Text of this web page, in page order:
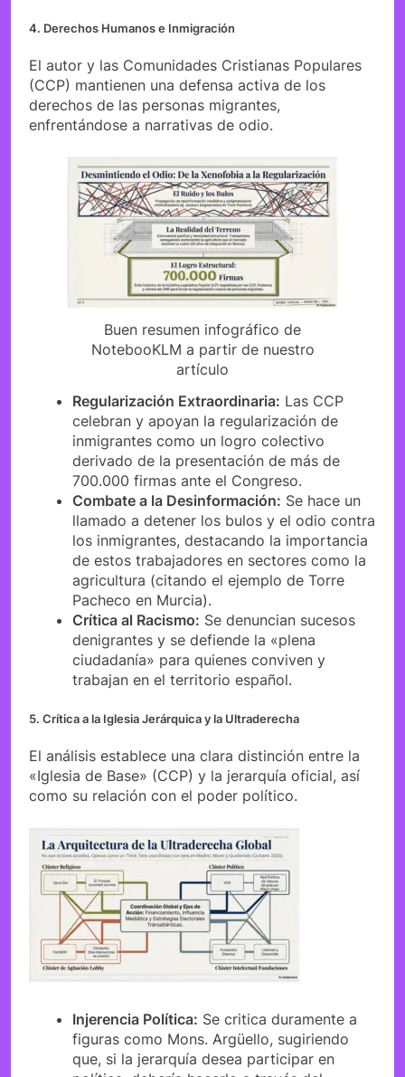
4. Derechos Humanos e Inmigración
El autor y las Comunidades Cristianas Populares
(CCP) mantienen una defensa activa de los
derechos de las personas migrantes,
enfrentándose a narrativas de odio.
Buen resumen infográfico de
NotebooKLM a partir de nuestro
artículo
Regularización Extraordinaria: Las CCP
celebran y apoyan la regularización de
inmigrantes como un logro colectivo
derivado de la presentación de más de
700.000 firmas ante el Congreso.
Combate a la Desinformación: Se hace un
llamado a detener los bulos y el odio contra
los inmigrantes, destacando la importancia
de estos trabajadores en sectores como la
agricultura (citando el ejemplo de Torre
Pacheco en Murcia).
Crítica al Racismo: Se denuncian sucesos
denigrantes y se defiende la «plena
ciudadanía» para quienes conviven y
trabajan en el territorio español.
5. Crítica a la Iglesia Jerárquica y la Ultraderecha
El análisis establece una clara distinción entre la
«Iglesia de Base» (CCP) y la jerarquía oficial, así
como su relación con el poder político.
Injerencia Política: Se critica duramente a
figuras como Mons. Argüello, sugiriendo
que, si la jerarquía desea participar en